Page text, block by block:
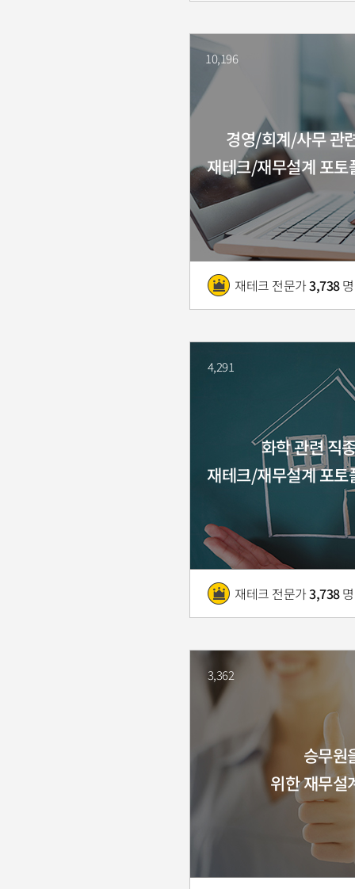
경영/회계/사무 관
재테크/재무설계 포토
재테크 전문가3,738명
10,196
화학 관련 직
재테크/재무설계 포토
재테크 전문가3,738명
4,291
승무원
위한 재무설
3,362